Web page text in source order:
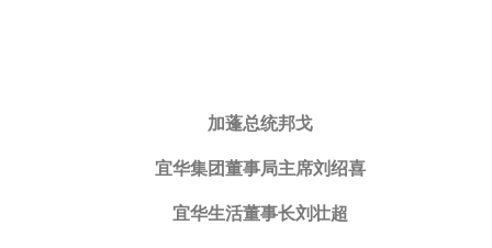
加蓬总统邦戈
宜华集团董事局主席刘绍喜
宜华生活董事长刘壮超